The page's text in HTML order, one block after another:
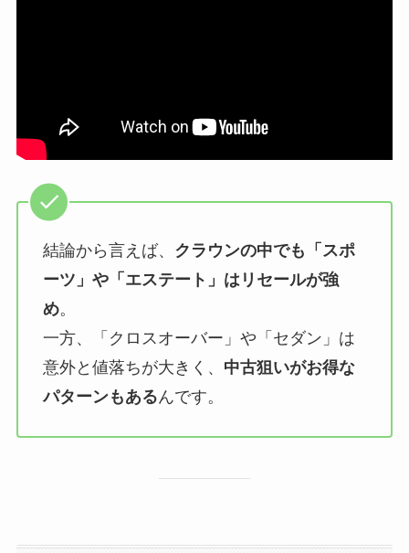
結論から言えば、 クラウンの中でも「スポ
ーツ」や「エステート」はリセールが強
め。
一方、「クロスオーバー」や「セダン」は
意外と値落ちが大きく、 中古狙いがお得な
パターンもあるんです。